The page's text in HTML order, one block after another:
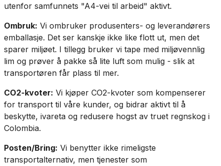
utenfor samfunnets "A4-vei til arbeid" aktivt.
Ombruk: Vi ombruker produsenters- og leverandørers
emballasje. Det ser kanskje ikke like flott ut, men det
sparer miljøet. I tillegg bruker vi tape med miljøvennlig
lim og prøver å pakke så lite luft som mulig - slik at
transportøren får plass til mer.
CO2-kvoter: Vi kjøper CO2-kvoter som kompenserer
for transport til våre kunder, og bidrar aktivt til å
beskytte, ivareta og redusere hogst av truet regnskog i
Colombia.
Posten/Bring: Vi benytter ikke rimeligste
transportalternativ, men tjenester som